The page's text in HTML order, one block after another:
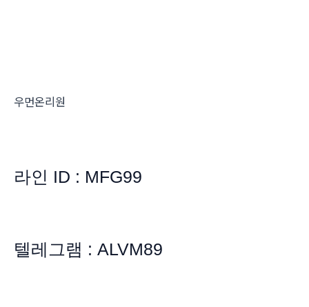
우먼온리원
라인 ID : MFG99
텔레그램 : ALVM89